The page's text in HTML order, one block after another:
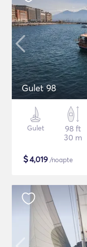
Gulet 98
Gulet
98 ft
30 m
$4,019 /noapte